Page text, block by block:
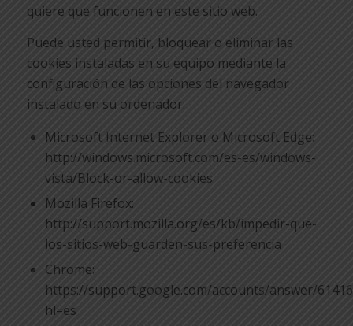
quiere que funcionen en este sitio web.
Puede usted permitir, bloquear o eliminar las
cookies instaladas en su equipo mediante la
configuración de las opciones del navegador
instalado en su ordenador:
Microsoft Internet Explorer o Microsoft Edge:
http://windows.microsoft.com/es-es/windows-
vista/Block-or-allow-cookies
Mozilla Firefox:
http://support.mozilla.org/es/kb/impedir-que-
los-sitios-web-guarden-sus-preferencia
Chrome:
https://support.google.com/accounts/answer/
hl=es